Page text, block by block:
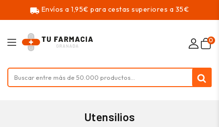
local_shipping Envíos a 1,95€ para cestas superiores a 35€
0
Utensilios